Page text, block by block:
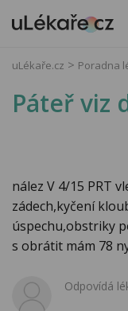
uLékaře.cz Poradna
Páteř viz
nález V 4/15 PRT
zádech,kyčení
úspechu,obstriky
s obrátit mám 78
Odpovídá